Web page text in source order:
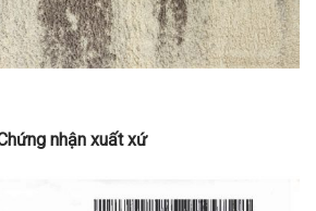
nhận xuất xứ